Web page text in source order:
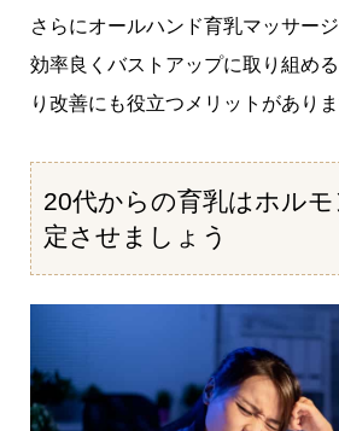
さらにオールハンド育乳マッサー
効率良くバストアップに取り組め
り改善にも役立つメリットがありま
20代からの育乳はホル
定させましょう